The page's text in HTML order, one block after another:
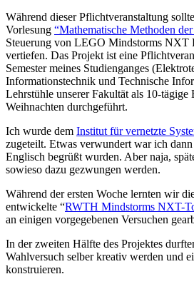
Während dieser Pflichtveranstaltung
Vorlesung “Mathematische Methoden
Steuerung von LEGO Mindstorms
vertiefen. Das Projekt ist eine
Semester meines Studienganges
Informationstechnik und Technische
Lehrstühle unserer Fakultät als 10-
Weihnachten durchgeführt.
Ich wurde dem Institut für vernetzte
zugeteilt. Etwas verwundert war ich
Englisch begrüßt wurden. Aber naja,
sowieso dazu gezwungen werden.
Während der ersten Woche lernten wir
entwickelte “RWTH Mindstorms NXT-
an einigen vorgegebenen Versuchen
In der zweiten Hälfte des Projektes
Wahlversuch selber kreativ werden und
konstruieren.